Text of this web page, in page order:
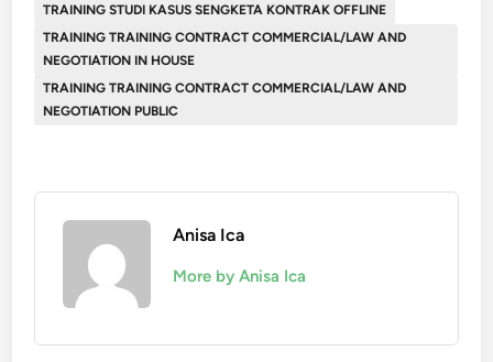
TRAINING STUDI KASUS SENGKETA KONTRAK OFFLINE
TRAINING TRAINING CONTRACT COMMERCIAL/LAW AND
NEGOTIATION IN HOUSE
TRAINING TRAINING CONTRACT COMMERCIAL/LAW AND
NEGOTIATION PUBLIC
Anisa Ica
More by Anisa Ica